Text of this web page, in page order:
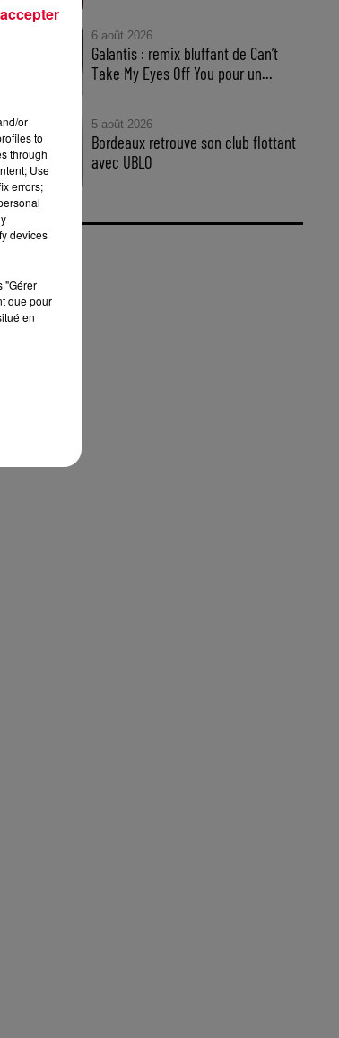
6 août 2026
Galantis : remix bluffant de Can’t
Take My Eyes Off You pour un...
5 août 2026
Bordeaux retrouve son club flottant
avec UBLO
or
to
through
Use
errors;
devices
"Gérer
que pour
en